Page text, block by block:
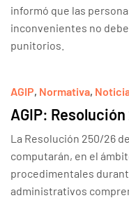
informó que las
inconvenientes no
punitorios.
AGIP, Normativa,
AGIP:
La Resolución 250/26
computarán, en el
procedimentales
administrativos